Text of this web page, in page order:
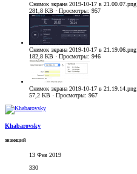
Снимок экрана 2019-10-17 в 21.00.07.png
281,8 KB · Просмотры: 957
Снимок экрана 2019-10-17 в 21.19.06.png
182,8 KB · Просмотры: 946
Снимок экрана 2019-10-17 в 21.19.14.png
57,2 KB · Просмотры: 967
Khabarovsky
знающий
13 Фев 2019
330